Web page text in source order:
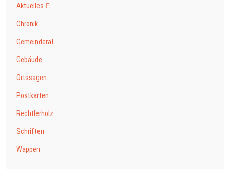
Aktuelles
Chronik
Gemeinderat
Gebäude
Ortssagen
Postkarten
Rechtlerholz
Schriften
Wappen